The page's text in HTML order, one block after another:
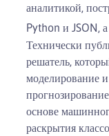
аналитикой,
Python и JSON,
Технически
решатель,
моделирование
основе
раскрытия